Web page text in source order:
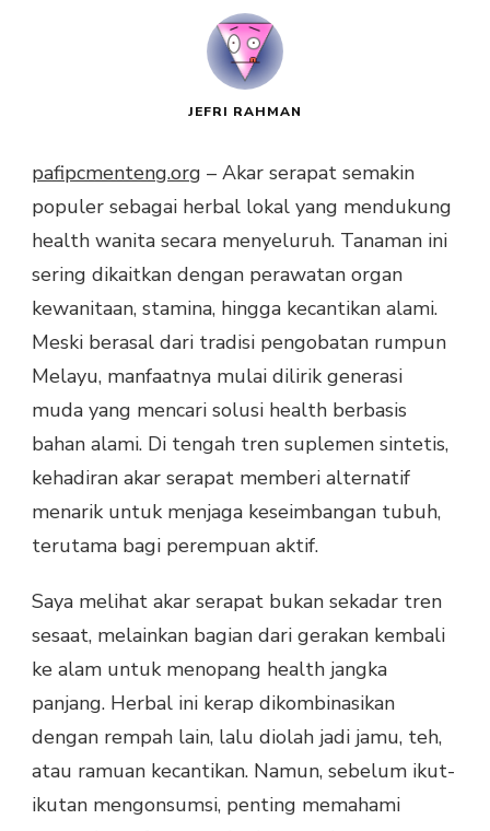
JEFRI RAHMAN
pafipcmenteng.org – Akar serapat semakin
populer sebagai herbal lokal yang mendukung
health wanita secara menyeluruh. Tanaman ini
sering dikaitkan dengan perawatan organ
kewanitaan, stamina, hingga kecantikan alami.
Meski berasal dari tradisi pengobatan rumpun
Melayu, manfaatnya mulai dilirik generasi
muda yang mencari solusi health berbasis
bahan alami. Di tengah tren suplemen sintetis,
kehadiran akar serapat memberi alternatif
menarik untuk menjaga keseimbangan tubuh,
terutama bagi perempuan aktif.
Saya melihat akar serapat bukan sekadar tren
sesaat, melainkan bagian dari gerakan kembali
ke alam untuk menopang health jangka
panjang. Herbal ini kerap dikombinasikan
dengan rempah lain, lalu diolah jadi jamu, teh,
atau ramuan kecantikan. Namun, sebelum ikut-
ikutan mengonsumsi, penting memahami